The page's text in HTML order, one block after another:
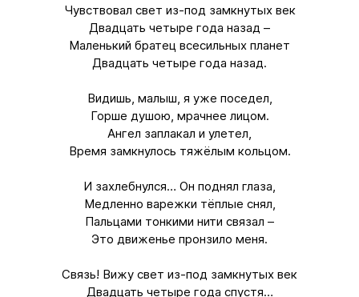
Чувствовал свет из-под замкнутых век
Двадцать четыре года назад –
Маленький братец всесильных планет
Двадцать четыре года назад.
Видишь, малыш, я уже поседел,
Горше душою, мрачнее лицом.
Ангел заплакал и улетел,
Время замкнулось тяжёлым кольцом.
И захлебнулся… Он поднял глаза,
Медленно варежки тёплые снял,
Пальцами тонкими нити связал –
Это движенье пронзило меня.
Связь! Вижу свет из-под замкнутых век
Двадцать четыре года спустя…